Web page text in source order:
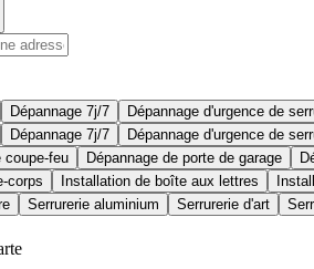
Dépannage 7j/7 Dépannage d'urgence de
Dépannage 7j/7 Dépannage d'urgence de
coupe-feu
Dépannage de porte de garage
corps
Installation de boîte aux lettres
Serrurerie aluminium Serrurerie d'art